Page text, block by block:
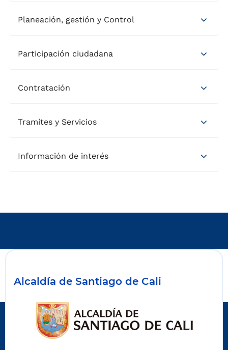
Planeación, gestión y Control
Participación ciudadana
Contratación
Tramites y Servicios
Información de interés
Alcaldía de Santiago de Cali